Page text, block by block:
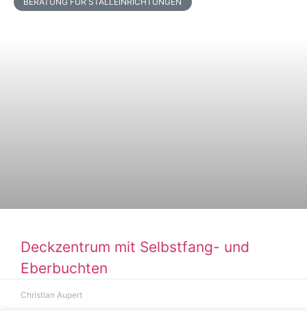
Deckzentrum mit Selbstfang- und
Eberbuchten
Christian Aupert